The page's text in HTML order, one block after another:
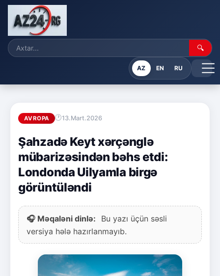
🔍
AZ EN RU
AVROPA 13.Mart.2026
Şahzadə Keyt xərçənglə
mübarizəsindən bəhs etdi:
Londonda Uilyamla birgə
görüntüləndi
🎧 Məqaləni dinlə:
Bu yazı üçün səsli
versiya hələ hazırlanmayıb.